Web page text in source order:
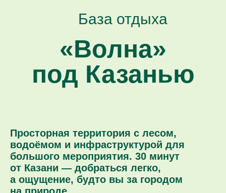
База отдыха
«Волна»
под Казанью
Просторная территория с лесом,
водоёмом и инфраструктурой для
большого мероприятия. 30 минут
от Казани — добраться легко,
а ощущение, будто вы за городом